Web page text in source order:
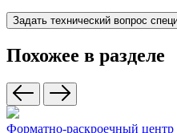
Задать технический вопрос
Похожее в разделе
Форматно-раскроечный